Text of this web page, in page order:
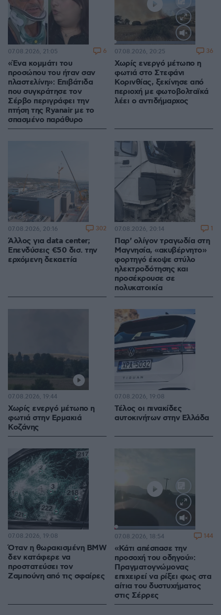
«Ένα κομμάτι του
προσώπου του ήταν σαν
πλαστελίνη»: Επιβάτιδα
που συγκράτησε τον
Σέρβο περιγράφει την
πτήση της Ryanair με το
σπασμένο παράθυρο
07.08.2026, 21:05 6
Loaded:
100.00%
Χωρίς ενεργό μέτωπο η
φωτιά στο Στεφάνι
Κορινθίας, ξεκίνησε από
περιοχή με φωτοβολταϊκά
λέει ο αντιδήμαρχος
07.08.2026, 20:25 36
Άλλος για data center;
Επενδύσεις €50 δισ. την
ερχόμενη δεκαετία
07.08.2026, 20:16 302
Παρ' ολίγον τραγωδία στη
Μαγνησία, «ακυβέρνητο»
φορτηγό έκοψε στύλο
ηλεκτροδότησης και
προσέκρουσε σε
πολυκατοικία
07.08.2026, 20:14 1
Χωρίς ενεργό μέτωπο η
φωτιά στην Ερμακιά
Κοζάνης
07.08.2026, 19:44
Τέλος οι πινακίδες
αυτοκινήτων στην Ελλάδα
07.08.2026, 19:08
Όταν η θωρακισμένη BMW
δεν κατάφερε να
προστατεύσει τον
Ζαμπούνη από τις σφαίρες
07.08.2026, 19:08
Loaded:
100.00%
«Κάτι απέσπασε την
προσοχή του οδηγού»:
Πραγματογνώμονας
επιχειρεί να ρίξει φως στα
αίτια του δυστυχήματος
στις Σέρρες
07.08.2026, 18:54 144